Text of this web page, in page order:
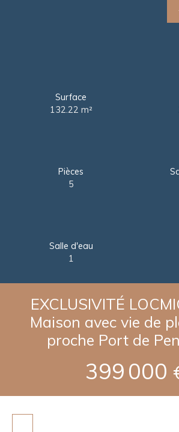
Surface
132.22 m²
Pièces
5
Salle d'eau
1
EXCLUSIVITÉ
Maison avec vie de
proche Port de
399 000